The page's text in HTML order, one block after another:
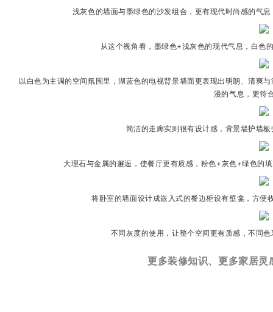
浅灰色的墙面与墨绿色的沙发组合，更有现代时尚感的气
从这个视角看，墨绿色+浅灰色的现代气息，白色
以白色为主调的空间氛围里，湖蓝色的电视背景墙面更表现出明朗、清爽
漫的气息，更符
简洁的走廊实则很有设计感，背景墙护墙
大理石与金属的邂逅，使餐厅更有质感，粉色+灰色+绿色的
将卧室的墙面设计成嵌入式的餐边柜设有壁龛，方便
不同灰度的使用，让整个空间更有质感，不同
更多装修知识、更多家居